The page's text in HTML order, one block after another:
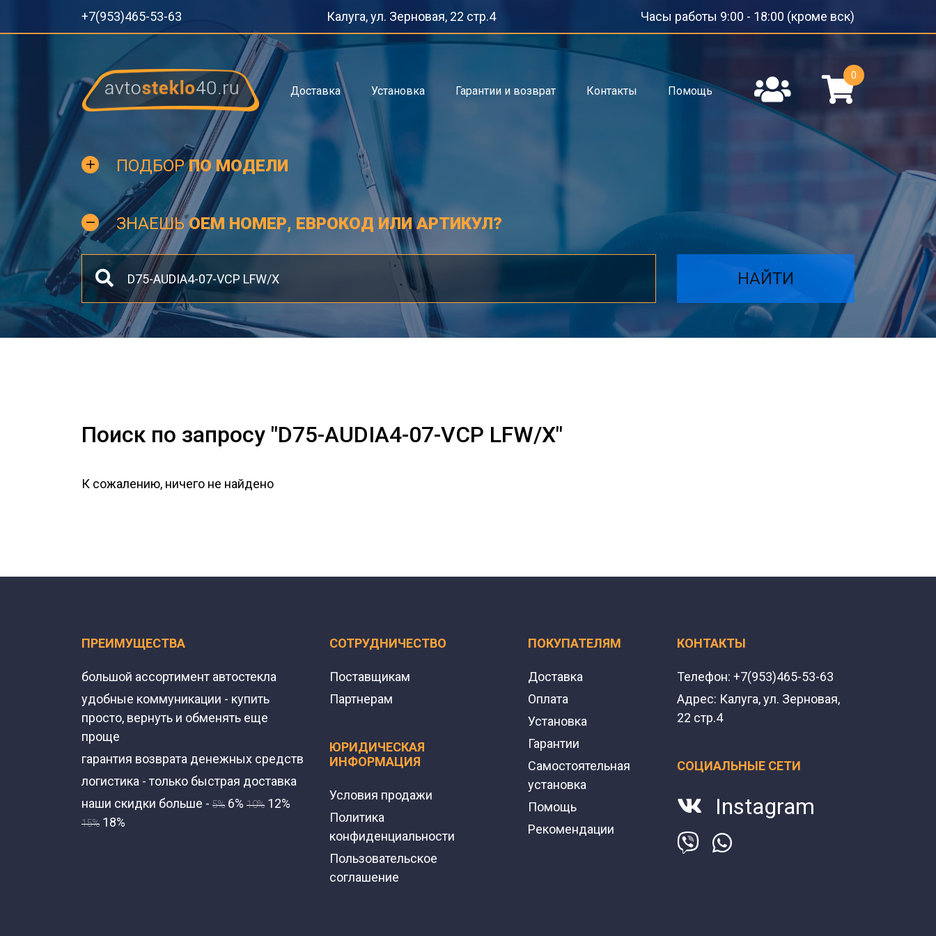
+7(953)465-53-63 Калуга, ул. Зерновая, 22 стр.4 Часы работы 9:00 - 18:00 (кроме вск)
Доставка Установка Гарантии и возврат Контакты Помощь
0
ПОДБОРПО МОДЕЛИ
ЗНАЕШЬOEM НОМЕР, ЕВРОКОД ИЛИ АРТИКУЛ?
НАЙТИ
Поиск по запросу "D75-AUDIA4-07-VCP LFW/X"
К сожалению, ничего не найдено
ПРЕИМУЩЕСТВА
большой ассортимент автостекла
удобные коммуникации - купить
просто, вернуть и обменять еще
проще
гарантия возврата денежных средств
логистика - только быстрая доставка
наши скидки больше - 5% 6% 10% 12%
15% 18%
СОТРУДНИЧЕСТВО
Поставщикам
Партнерам
ЮРИДИЧЕСКАЯ
ИНФОРМАЦИЯ
Условия продажи
Политика
конфиденциальности
Пользовательское
соглашение
ПОКУПАТЕЛЯМ
Доставка
Оплата
Установка
Гарантии
Самостоятельная
установка
Помощь
Рекомендации
КОНТАКТЫ
Телефон: +7(953)465-53-63
Адрес: Калуга, ул. Зерновая,
22 стр.4
СОЦИАЛЬНЫЕ СЕТИ
Instagram